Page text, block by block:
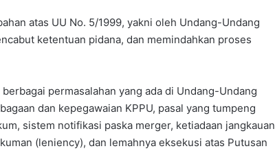
atas UU No. 5/1999, yakni oleh Undang-Undang
ketentuan pidana, dan memindahkan proses
permasalahan yang ada di Undang-Undang
dan kepegawaian KPPU, pasal yang tumpeng
sistem notifikasi paska merger, ketiadaan jangkauan
(leniency), dan lemahnya eksekusi atas Putusan